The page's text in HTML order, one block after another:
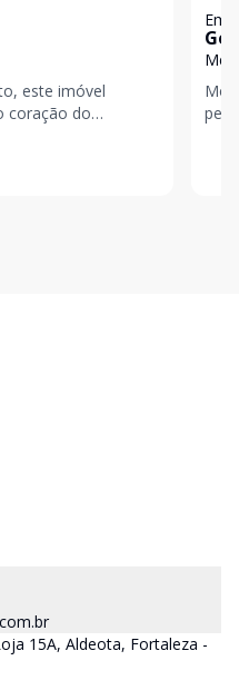
este imóvel
coração do
15A, Aldeota, Fortaleza -